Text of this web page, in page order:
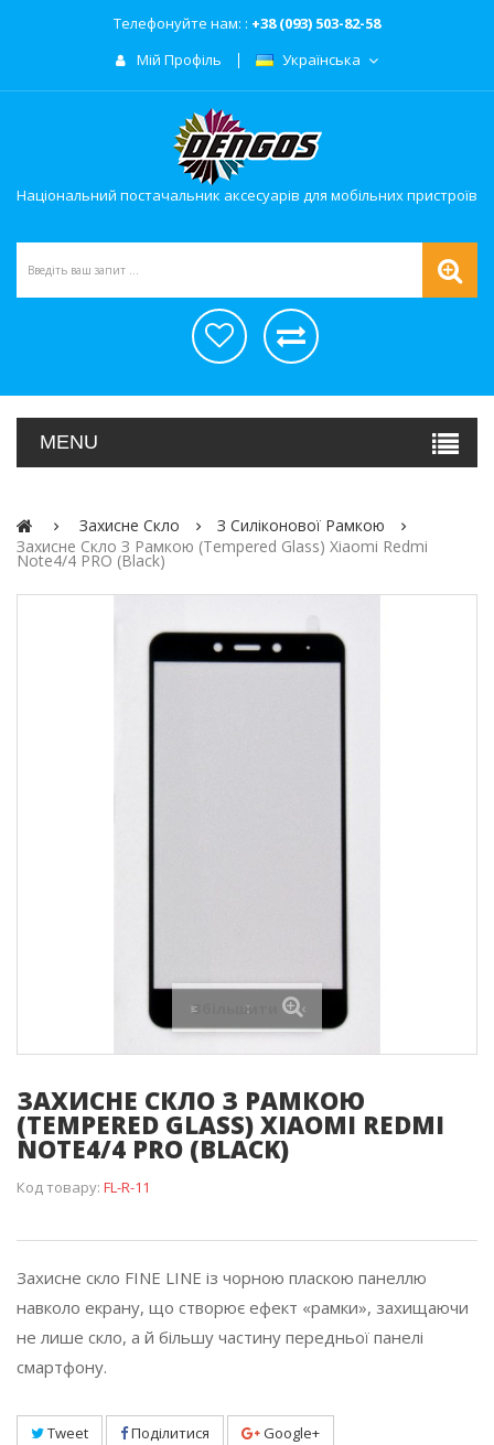
Телефонуйте нам: : +38 (093) 503-82-58
Мій Профіль
Українська
Національний постачальник аксесуарів для мобільних пристроїв
MENU
Захисне Скло
З Силіконової Рамкою
Захисне Скло З Рамкою (Tempered Glass) Xiaomi Redmi
Note4/4 PRO (Black)
Збільшити
ЗАХИСНЕ СКЛО З РАМКОЮ
(TEMPERED GLASS) XIAOMI REDMI
NOTE4/4 PRO (BLACK)
Код товару: FL-R-11
Захисне скло FINE LINE із чорною пласкою панеллю
навколо екрану, що створює ефект «рамки», захищаючи
не лише скло, а й більшу частину передньої панелі
смартфону.
Tweet Поділитися Google+